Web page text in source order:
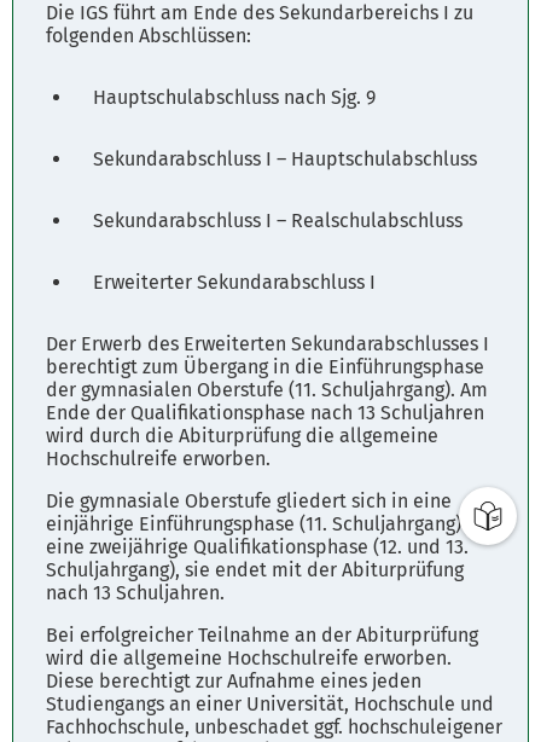
Die IGS führt am Ende des Sekundarbereichs I zu
folgenden Abschlüssen:
Hauptschulabschluss nach Sjg. 9
Sekundarabschluss I – Hauptschulabschluss
Sekundarabschluss I – Realschulabschluss
Erweiterter Sekundarabschluss I
Der Erwerb des Erweiterten Sekundarabschlusses I
berechtigt zum Übergang in die Einführungsphase
der gymnasialen Oberstufe (11. Schuljahrgang). Am
Ende der Qualifikationsphase nach 13 Schuljahren
wird durch die Abiturprüfung die allgemeine
Hochschulreife erworben.
Die gymnasiale Oberstufe gliedert sich in eine
einjährige Einführungsphase (11. Schuljahrgang) und
eine zweijährige Qualifikationsphase (12. und 13.
Schuljahrgang), sie endet mit der Abiturprüfung
nach 13 Schuljahren.
Bei erfolgreicher Teilnahme an der Abiturprüfung
wird die allgemeine Hochschulreife erworben.
Diese berechtigt zur Aufnahme eines jeden
Studiengangs an einer Universität, Hochschule und
Fachhochschule, unbeschadet ggf. hochschuleigener